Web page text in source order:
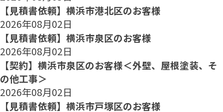
【見積書依頼】横浜市港北区のお客様
2026年08月02日
【見積書依頼】横浜市泉区のお客様
2026年08月02日
【契約】横浜市泉区のお客様＜外壁、屋根塗装、そ
の他工事＞
2026年08月02日
【見積書依頼】横浜市戸塚区のお客様